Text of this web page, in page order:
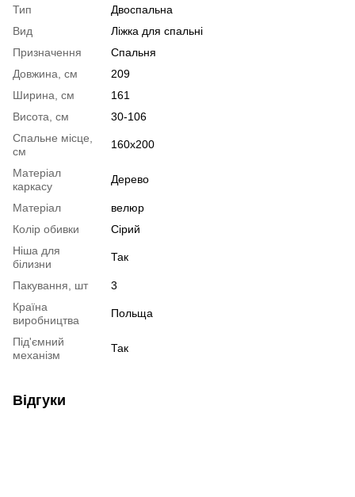
Тип
Двоспальна
Вид
Ліжка для спальні
Призначення
Спальня
Довжина, см
209
Ширина, см
161
Висота, см
30-106
Спальне місце,
см
160x200
Матеріал
каркасу
Дерево
Матеріал
велюр
Колір обивки
Сірий
Ніша для
білизни
Так
Пакування, шт
3
Країна
виробництва
Польща
Під'ємний
механізм
Так
Відгуки